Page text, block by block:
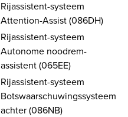
Rijassistent-systeem
Attention-Assist (086DH)
Rijassistent-systeem
Autonome noodrem-
assistent (065EE)
Rijassistent-systeem
Botswaarschuwingssysteem
achter (086NB)